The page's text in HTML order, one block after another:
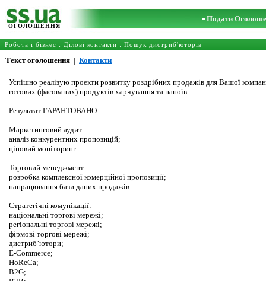
ОГОЛОШЕННЯ
Подати
Робота і бізнес : Ділові контакти : Пошук дистриб'юторів
Текст оголошення | Контакти
Успішно реалізую проекти розвитку роздрібних продажів для Вашої
готових (фасованих) продуктів харчування та напоїв.
Результат ГАРАНТОВАНО.
Маркетинговий аудит:
аналіз конкурентних пропозицій;
ціновий моніторинг.
Торговий менеджмент:
розробка комплексної комерційної пропозиції;
напрацювання бази даних продажів.
Стратегічні комунікації:
національні торгові мережі;
регіональні торгові мережі;
фірмові торгові мережі;
дистриб’ютори;
E-Commerce;
HoReCa;
B2G;